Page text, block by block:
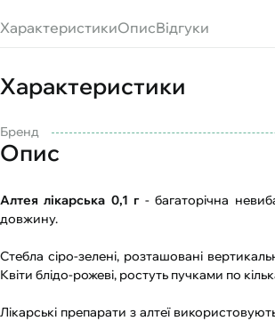
ХарактеристикиОписВідгуки
Характеристики
Бренд
Опис
Алтея лікарська 0,1 г- багаторічна
довжину.
Стебла сіро-зелені, розташовані
Квіти блідо-рожеві, ростуть пучками по
Лікарські препарати з алтеї